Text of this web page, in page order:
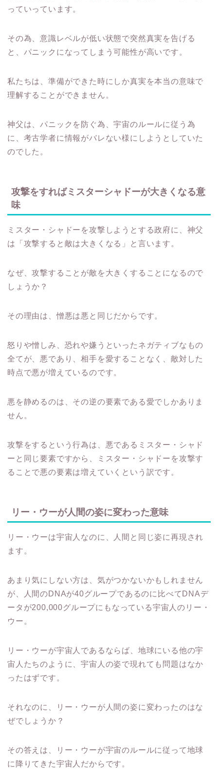
っていっています。
その為、意識レベルが低い状態で突然真実を告げる
と、パニックになってしまう可能性が高いです。
私たちは、準備ができた時にしか真実を本当の意味で
理解することができません。
神父は、パニックを防ぐ為、宇宙のルールに従う為
に、考古学者に情報がバレない様にしようとしていた
のでした。
攻撃をすればミスターシャドーが大きくなる意
味
ミスター・シャドーを攻撃しようとする政府に、神父
は「攻撃すると敵は大きくなる」と言います。
なぜ、攻撃することが敵を大きくすることになるので
しょうか？
その理由は、憎悪は悪と同じだからです。
怒りや憎しみ、恐れや嫌うといったネガティブなもの
全てが、悪であり、相手を愛することなく、敵対した
時点で悪が増えているのです。
悪を静めるのは、その逆の要素である愛でしかありま
せん。
攻撃をするという行為は、悪であるミスター・シャド
ーと同じ要素ですから、ミスター・シャドーを攻撃す
ることで悪の要素は増えていくという訳です。
リー・ウーが人間の姿に変わった意味
リー・ウーは宇宙人なのに、人間と同じ姿に再現され
ます。
あまり気にしない方は、気がつかないかもしれません
が、人間のDNAが40グループであるのに比べてDNAデ
ータが200,000グループにもなっている宇宙人のリー・
ウー。
リー・ウーが宇宙人であるならば、地球にいる他の宇
宙人たちのように、宇宙人の姿で現れても問題はなか
ったはずです。
それなのに、リー・ウーが人間の姿に変わったのはな
ぜでしょうか？
その答えは、リー・ウーが宇宙のルールに従って地球
に降りてきた宇宙人だからです。